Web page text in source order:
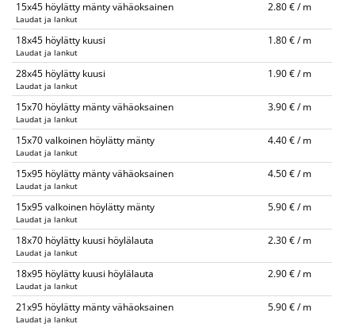
15x45 höylätty mänty vähäoksainen
Laudat ja lankut
2.80 € / m
18x45 höylätty kuusi
Laudat ja lankut
1.80 € / m
28x45 höylätty kuusi
Laudat ja lankut
1.90 € / m
15x70 höylätty mänty vähäoksainen
Laudat ja lankut
3.90 € / m
15x70 valkoinen höylätty mänty
Laudat ja lankut
4.40 € / m
15x95 höylätty mänty vähäoksainen
Laudat ja lankut
4.50 € / m
15x95 valkoinen höylätty mänty
Laudat ja lankut
5.90 € / m
18x70 höylätty kuusi höylälauta
Laudat ja lankut
2.30 € / m
18x95 höylätty kuusi höylälauta
Laudat ja lankut
2.90 € / m
21x95 höylätty mänty vähäoksainen
Laudat ja lankut
5.90 € / m